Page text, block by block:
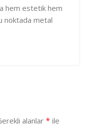
hem estetik hem
noktada metal
alanlar * ile